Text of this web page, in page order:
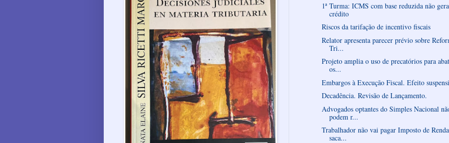
1ª Turma: ICMS com base reduzida não gera
crédito
Riscos da tarifação de incentivo fiscais
Relator apresenta parecer prévio sobre
Tri...
Projeto amplia o uso de precatórios para
os...
Embargos à Execução Fiscal. Efeito
Decadência. Revisão de Lançamento.
Advogados optantes do Simples Nacional
podem r...
Trabalhador não vai pagar Imposto de
saca...